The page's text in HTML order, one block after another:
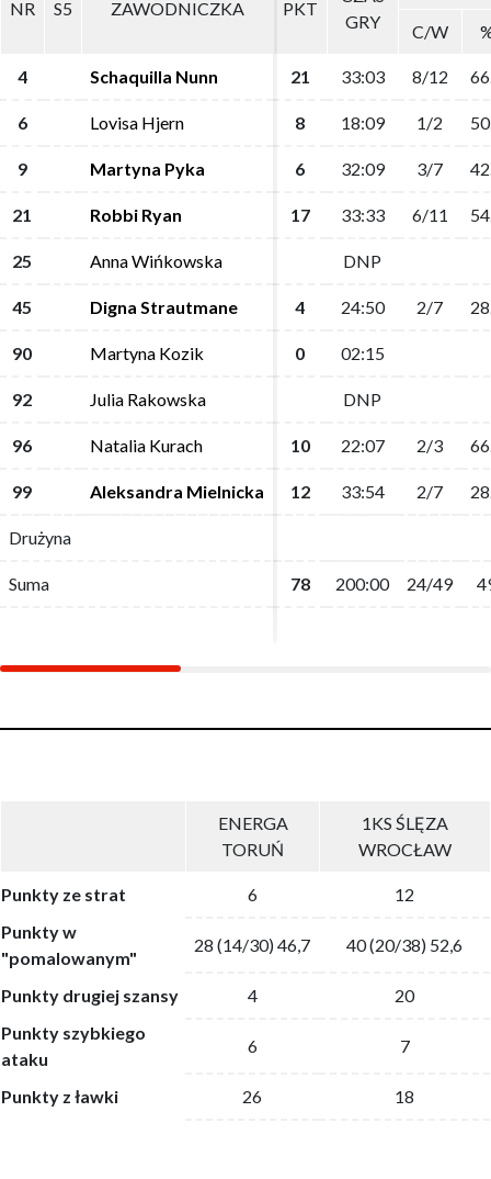
NR S5 ZAWODNICZKA PKT
GRY
C/W
4 Schaquilla Nunn 21 33:03 8/12
6 Lovisa Hjern 8 18:09 1/2
9 Martyna Pyka 6 32:09 3/7
21 Robbi Ryan 17 33:33 6/11
25 Anna Wińkowska DNP
45 Digna Strautmane 4 24:50 2/7
90 Martyna Kozik 0 02:15
92 Julia Rakowska DNP
96 Natalia Kurach 10 22:07 2/3
99 Aleksandra Mielnicka 12 33:54 2/7
Drużyna
Suma 78 200:00 24/49
NR S5 ZAWODNICZKA PKT
GRY
C/W
4 Schaquilla Nunn 21 33:03 8/12
6 Lovisa Hjern 8 18:09 1/2
9 Martyna Pyka 6 32:09 3/7
21 Robbi Ryan 17 33:33 6/11
25 Anna Wińkowska DNP
45 Digna Strautmane 4 24:50 2/7
90 Martyna Kozik 0 02:15
92 Julia Rakowska DNP
96 Natalia Kurach 10 22:07 2/3
99 Aleksandra Mielnicka 12 33:54 2/7
Drużyna
Suma 78 200:00 24/49
ENERGA
TORUŃ
1KS ŚLĘZA
WROCŁAW
Punkty ze strat 6
12
Punkty w
"pomalowanym"
28 (14/30) 46,7 40 (20/38) 52,6
Punkty drugiej szansy 4
20
Punkty szybkiego
ataku
6 7
Punkty z ławki 26 18